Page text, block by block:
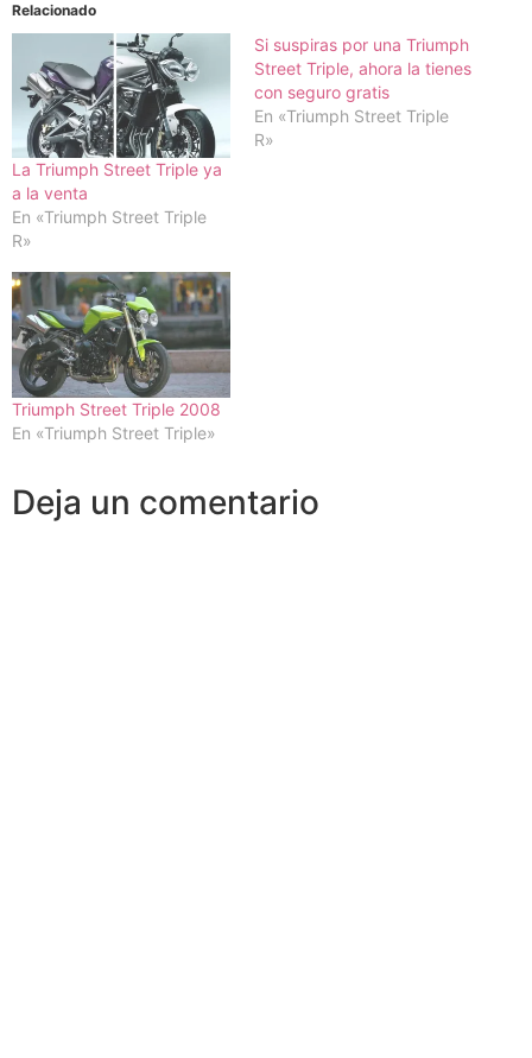
Relacionado
La Triumph Street Triple ya
a la venta
En «Triumph Street Triple
R»
Si suspiras por una Triumph
Street Triple, ahora la tienes
con seguro gratis
En «Triumph Street Triple
R»
Triumph Street Triple 2008
En «Triumph Street Triple»
Deja un comentario